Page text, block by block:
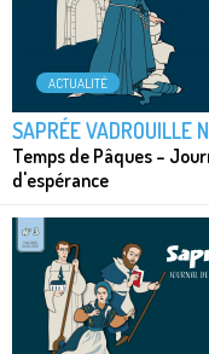
ACTUALITÉ
SAPRÉE VADROUILLE
Temps de Pâques –
d'espérance